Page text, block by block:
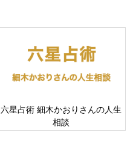
六星占術 細木かおりさんの人生
相談